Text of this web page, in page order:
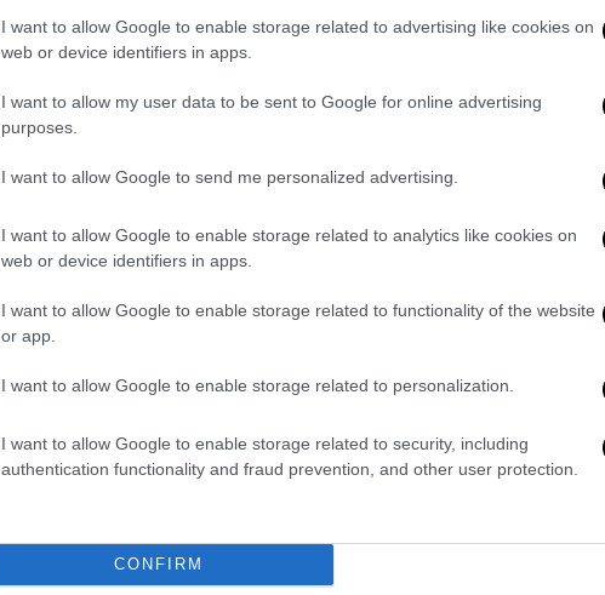
I want to allow Google to enable storage related to advertising like cookies on
web or device identifiers in apps.
I want to allow my user data to be sent to Google for online advertising
purposes.
I want to allow Google to send me personalized advertising.
I want to allow Google to enable storage related to analytics like cookies on
web or device identifiers in apps.
I want to allow Google to enable storage related to functionality of the website
or app.
I want to allow Google to enable storage related to personalization.
I want to allow Google to enable storage related to security, including
authentication functionality and fraud prevention, and other user protection.
CONFIRM
Pagina 1 di 287